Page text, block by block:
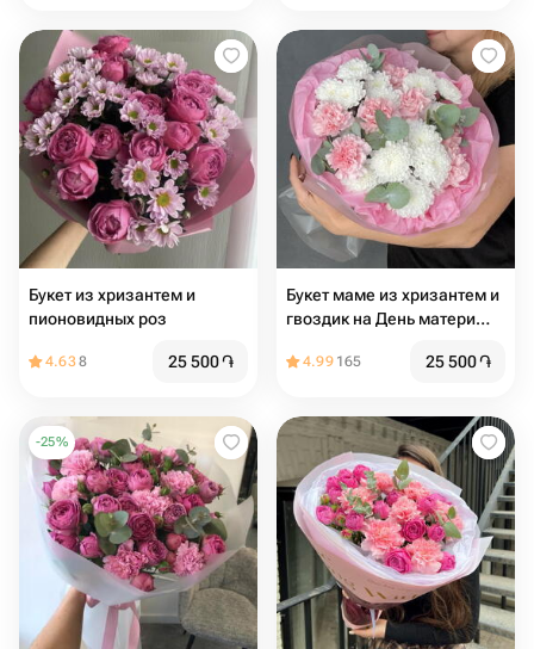
Букет из хризантем и
пионовидных роз
4.638 25 500֏
Букет маме из хризантем и
гвоздик на День матери
4.99 165 25 500֏
-25%